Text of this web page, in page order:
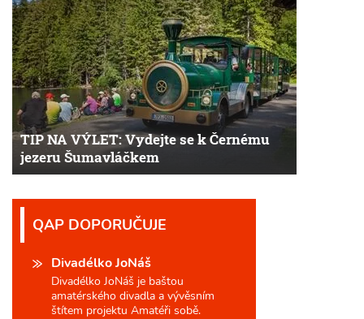
TIP NA VÝLET: Vydejte se k Černému
jezeru Šumavláčkem
QAP DOPORUČUJE
Divadélko JoNáš
Divadélko JoNáš je baštou
amatérského divadla a vývěsním
štítem projektu Amatéři sobě.